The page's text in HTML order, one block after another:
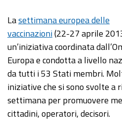
Lasettimana europea delle
vaccinazioni(22-27 aprile
un’iniziativa coordinata
Europa e condotta a livello
da tutti i 53 Stati membri.
iniziative che si sono svolte a
settimana per promuovere
cittadini, operatori, decisori.